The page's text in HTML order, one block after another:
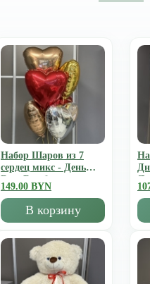
Набор Шаров из 7
сердец микс - День
Всех Влюбленных
149.00 BYN
В корзину